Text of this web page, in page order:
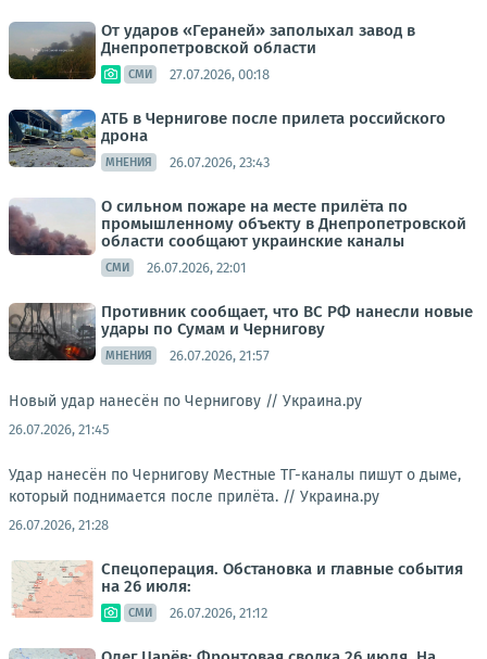
От ударов «Гераней» заполыхал завод в
Днепропетровской области
СМИ 27.07.2026, 00:18
АТБ в Чернигове после прилета российского
дрона
МНЕНИЯ 26.07.2026, 23:43
О сильном пожаре на месте прилёта по
промышленному объекту в Днепропетровской
области сообщают украинские каналы
СМИ 26.07.2026, 22:01
Противник сообщает, что ВС РФ нанесли новые
удары по Сумам и Чернигову
МНЕНИЯ 26.07.2026, 21:57
Новый удар нанесён по Чернигову // Украина.ру
26.07.2026, 21:45
Удар нанесён по Чернигову Местные ТГ-каналы пишут о дыме,
который поднимается после прилёта. // Украина.ру
26.07.2026, 21:28
Спецоперация. Обстановка и главные события
на 26 июля:
СМИ 26.07.2026, 21:12